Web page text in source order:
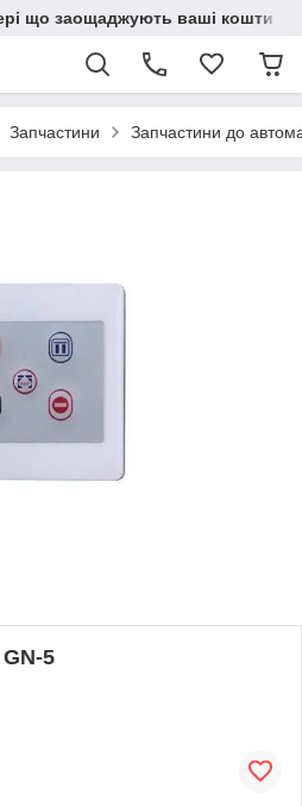
що заощаджують ваші кошти
Запчастини Запчастини до
5